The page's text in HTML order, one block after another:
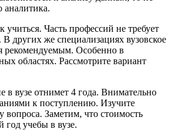
учиться. Часть профессий не требует
других же специализациях вузовское
рекомендуемым. Особенно в
областях. Рассмотрите вариант
в вузе отнимет 4 года. Внимательно
к поступлению. Изучите
вопроса. Заметим, что стоимость
год учебы в вузе.